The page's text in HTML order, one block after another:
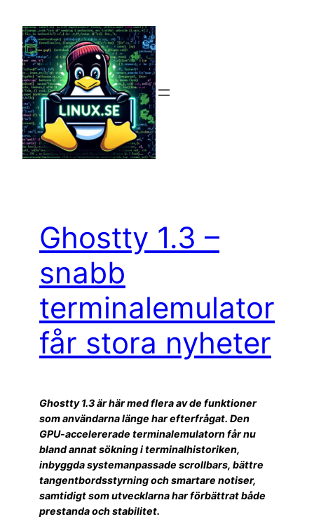
innehåll
Ghostty 1.3 –
snabb
terminalemulator
får stora nyheter
Ghostty 1.3 är här med flera av de funktioner
som användarna länge har efterfrågat. Den
GPU-accelererade terminalemulatorn får nu
bland annat sökning i terminalhistoriken,
inbyggda systemanpassade scrollbars, bättre
tangentbordsstyrning och smartare notiser,
samtidigt som utvecklarna har förbättrat både
prestanda och stabilitet.